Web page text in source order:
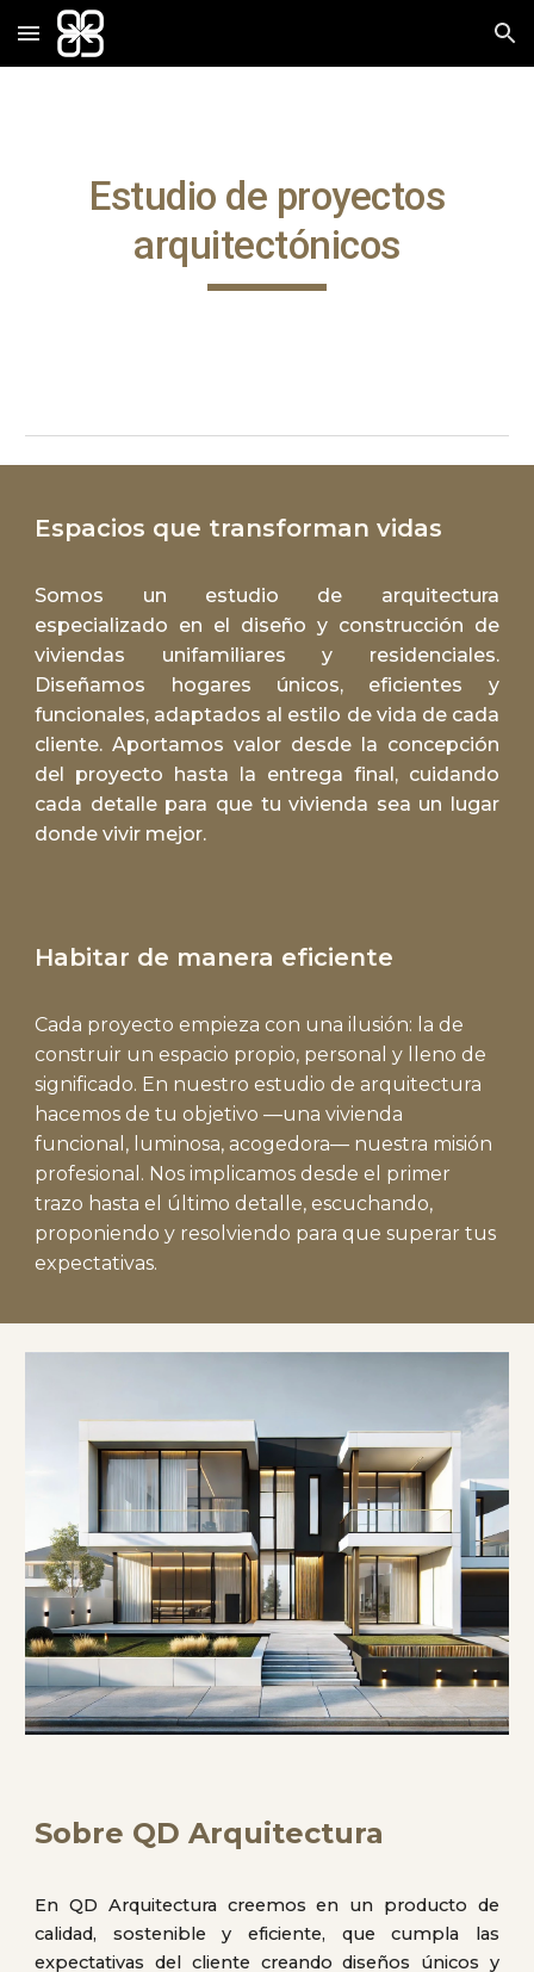
Skip to main content Skip to navigation
Estudio de proyectos
arquitectónicos
Espacios que transforman vidas
Somos un estudio de arquitectura
especializado en el diseño y construcción de
viviendas unifamiliares y residenciales.
Diseñamos hogares únicos, eficientes y
funcionales, adaptados al estilo de vida de cada
cliente. Aportamos valor desde la concepción
del proyecto hasta la entrega final, cuidando
cada detalle para que tu vivienda sea un lugar
donde vivir mejor.
Habitar de manera eficiente
Cada proyecto empieza con una ilusión: la de
construir un espacio propio, personal y lleno de
significado. En nuestro estudio de arquitectura
hacemos de tu objetivo —una vivienda
funcional, luminosa, acogedora— nuestra misión
profesional. Nos implicamos desde el primer
trazo hasta el último detalle, escuchando,
proponiendo y resolviendo para que superar tus
expectativas.
Sobre QD Arquitectura
En QD Arquitectura creemos en un producto de
calidad, sostenible y eficiente, que cumpla las
expectativas del cliente creando diseños únicos y